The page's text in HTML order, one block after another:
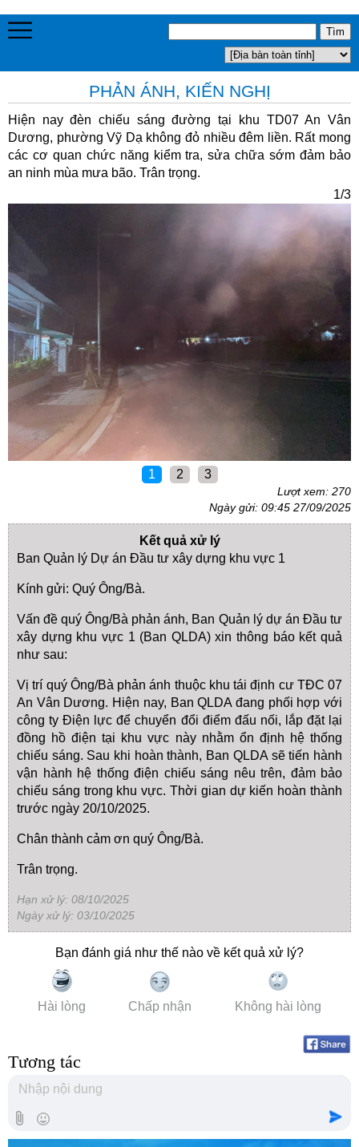
PHẢN ÁNH, KIẾN NGHỊ
Hiện nay đèn chiếu sáng đường tại khu TD07 An Vân
Dương, phường Vỹ Dạ không đỏ nhiều đêm liền. Rất mong
các cơ quan chức năng kiểm tra, sửa chữa sớm đảm bảo
an ninh mùa mưa bão. Trân trọng.
1/3
1 2 3
Lượt xem: 270
Ngày gửi: 09:45 27/09/2025
Kết quả xử lý
Ban Quản lý Dự án Đầu tư xây dựng khu vực 1
Kính gửi: Quý Ông/Bà.
Vấn đề quý Ông/Bà phản ánh, Ban Quản lý dự án Đầu tư
xây dựng khu vực 1 (Ban QLDA) xin thông báo kết quả
như sau:
Vị trí quý Ông/Bà phản ánh thuộc khu tái định cư TĐC 07
An Vân Dương. Hiện nay, Ban QLDA đang phối hợp với
công ty Điện lực để chuyển đổi điểm đấu nối, lắp đặt lại
đồng hồ điện tại khu vực này nhằm ổn định hệ thống
chiếu sáng. Sau khi hoàn thành, Ban QLDA sẽ tiến hành
vận hành hệ thống điện chiếu sáng nêu trên, đảm bảo
chiếu sáng trong khu vực. Thời gian dự kiến hoàn thành
trước ngày 20/10/2025.
Chân thành cảm ơn quý Ông/Bà.
Trân trọng.
Hạn xử lý: 08/10/2025
Ngày xử lý: 03/10/2025
Bạn đánh giá như thế nào về kết quả xử lý?
Hài lòng Chấp nhận Không hài lòng
Tương tác